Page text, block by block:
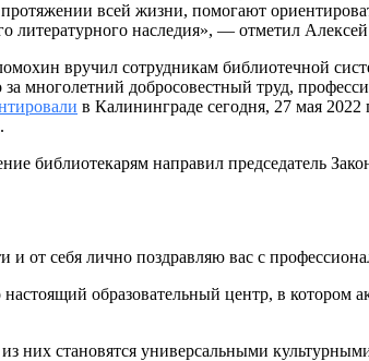
всей жизни, помогают
литературного наследия», — отметил
вручил сотрудникам библиотечной
многолетний добросовестный труд,
в Калининграде сегодня, 27 мая 2022
.
библиотекарям направил председатель
и от себя лично поздравляю вас с
образовательный центр, в котором
них становятся универсальными